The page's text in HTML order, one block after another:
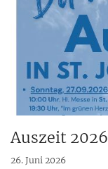
Auszeit 2026
26. Juni 2026